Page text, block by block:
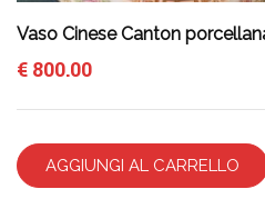
Vaso Cinese Canton
€ 800.00
AGGIUNGI AL CARRELLO